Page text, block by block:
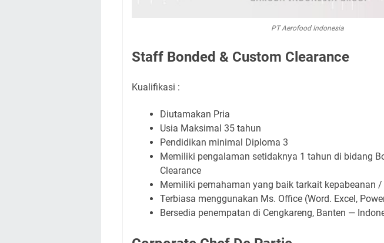
PT Aerofood Indonesia
Staff Bonded & Custom Clearance
Kualifikasi :
Diutamakan Pria
Usia Maksimal 35 tahun
Pendidikan minimal Diploma 3
Memiliki pengalaman setidaknya 1 tahun di bidang
Clearance
Memiliki pemahaman yang baik tarkait kepabeanan /
Terbiasa menggunakan Ms. Office (Word. Excel,
Bersedia penempatan di Cengkareng, Banten —